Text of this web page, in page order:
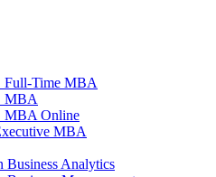
Time MBA
MBA
MBA Online
MBA
Business Analytics